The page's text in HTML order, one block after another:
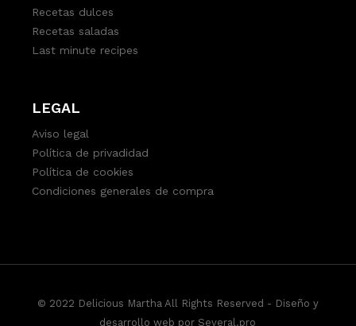
Recetas dulces
Recetas saladas
Last minute recipes
LEGAL
Aviso legal
Política de privadidad
Política de cookies
Condiciones generales de compra
© 2022 Delicious Martha All Rights Reserved - Diseño y
desarrollo web por Several.pro